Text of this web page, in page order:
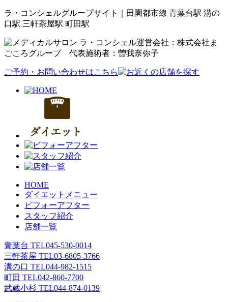
ラ・コンシェルグループサイト｜田園都市線 青葉台駅 溝の
口駅 三軒茶屋駅 町田駅
運営会社：株式会社ま
ごころグループ 代表施術者：曽我奈弥子
ご予約・お問い合わせはこちら
HOME
ダイエットメニュー
ビフォーアフター
スタッフ紹介
店舗一覧
青葉台 TEL045-530-0014
三軒茶屋 TEL03-6805-3766
溝の口 TEL044-982-1515
町田 TEL042-860-7700
武蔵小杉 TEL044-874-0139